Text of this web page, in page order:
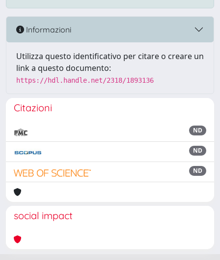
Informazioni
Utilizza questo identificativo per citare o creare un
link a questo documento:
https://hdl.handle.net/2318/1893136
Citazioni
ND
ND
ND
social impact